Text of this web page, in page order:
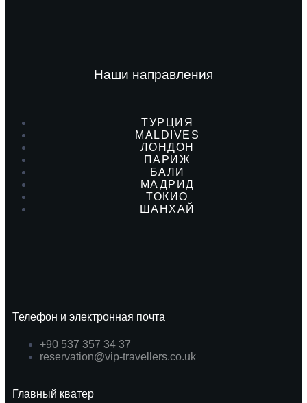
Наши направления
ТУРЦИЯ
MALDIVES
ЛОНДОН
ПАРИЖ
БАЛИ
МАДРИД
ТОКИО
ШАНХАЙ
Телефон и электронная почта
+90 537 357 34 37
reservation@vip-travellers.co.uk
Главный кватер